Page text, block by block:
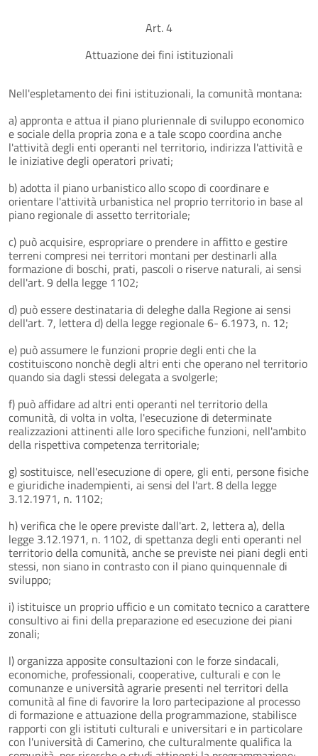
Art. 4
Attuazione dei fini istituzionali
Nell'espletamento dei fini istituzionali, la comunità montana:
a) appronta e attua il piano pluriennale di sviluppo economico
e sociale della propria zona e a tale scopo coordina anche
l'attività degli enti operanti nel territorio, indirizza l'attività e
le iniziative degli operatori privati;
b) adotta il piano urbanistico allo scopo di coordinare e
orientare l'attività urbanistica nel proprio territorio in base al
piano regionale di assetto territoriale;
c) può acquisire, espropriare o prendere in affitto e gestire
terreni compresi nei territori montani per destinarli alla
formazione di boschi, prati, pascoli o riserve naturali, ai sensi
dell'art. 9 della legge 1102;
d) può essere destinataria di deleghe dalla Regione ai sensi
dell'art. 7, lettera d) della legge regionale 6- 6.1973, n. 12;
e) può assumere le funzioni proprie degli enti che la
costituiscono nonchè degli altri enti che operano nel territorio
quando sia dagli stessi delegata a svolgerle;
f) può affidare ad altri enti operanti nel territorio della
comunità, di volta in volta, l'esecuzione di determinate
realizzazioni attinenti alle loro specifiche funzioni, nell'ambito
della rispettiva competenza territoriale;
g) sostituisce, nell'esecuzione di opere, gli enti, persone fisiche
e giuridiche inadempienti, ai sensi del l'art. 8 della legge
3.12.1971, n. 1102;
h) verifica che le opere previste dall'art. 2, lettera a), della
legge 3.12.1971, n. 1102, di spettanza degli enti operanti nel
territorio della comunità, anche se previste nei piani degli enti
stessi, non siano in contrasto con il piano quinquennale di
sviluppo;
i) istituisce un proprio ufficio e un comitato tecnico a carattere
consultivo ai fini della preparazione ed esecuzione dei piani
zonali;
l) organizza apposite consultazioni con le forze sindacali,
economiche, professionali, cooperative, culturali e con le
comunanze e università agrarie presenti nel territori della
comunità al fine di favorire la loro partecipazione al processo
di formazione e attuazione della programmazione, stabilisce
rapporti con gli istituti culturali e universitari e in particolare
con l'università di Camerino, che culturalmente qualifica la